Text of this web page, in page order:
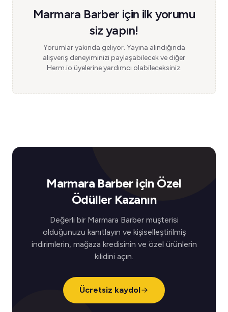
Marmara Barber için ilk yorumu
siz yapın!
Yorumlar yakında geliyor. Yayına alındığında
alışveriş deneyiminizi paylaşabilecek ve diğer
Herm.io üyelerine yardımcı olabileceksiniz.
Marmara Barber için Özel
Ödüller Kazanın
Değerli bir Marmara Barber müşterisi
olduğunuzu kanıtlayın ve kişiselleştirilmiş
indirimlerin, mağaza kredisinin ve özel ürünlerin
kilidini açın.
Ücretsiz kaydol